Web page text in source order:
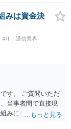
みは資金決
#IT・通信業界
す。 ご質問いただ
当事者間で直接現
みになりますの